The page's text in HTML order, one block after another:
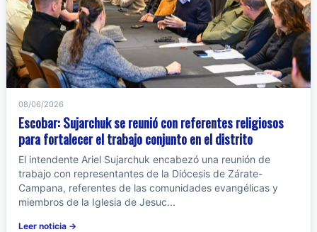
08/06/2026
Escobar: Sujarchuk se reunió con referentes religiosos
para fortalecer el trabajo conjunto en el distrito
El intendente Ariel Sujarchuk encabezó una reunión de
trabajo con representantes de la Diócesis de Zárate-
Campana, referentes de las comunidades evangélicas y
miembros de la Iglesia de Jesuc...
Leer noticia →